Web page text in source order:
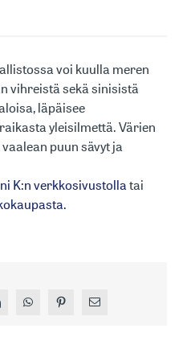
voi kuulla meren
vihreistä sekä sinisistä
läpäisee
yleisilmettä. Värien
puun sävyt ja
K:n verkkosivustollatai
WhatsAppPinterestSähköposti